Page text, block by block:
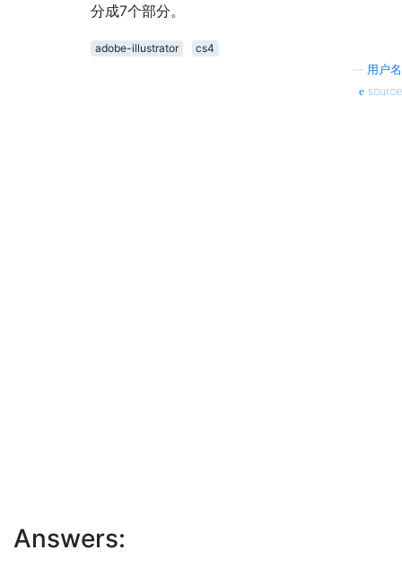
分成7个部分。
adobe-illustrator
cs4
用户名
source
Answers: